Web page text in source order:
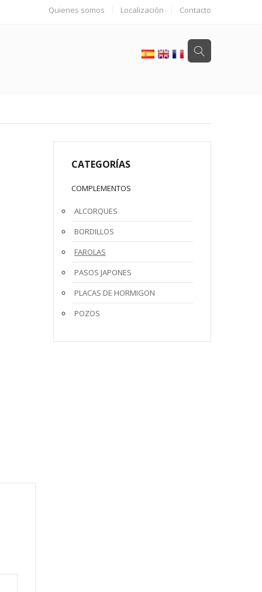
Quienes somos Localización Contacto
CATEGORÍAS
COMPLEMENTOS
ALCORQUES
BORDILLOS
FAROLAS
PASOS JAPONES
PLACAS DE HORMIGON
POZOS